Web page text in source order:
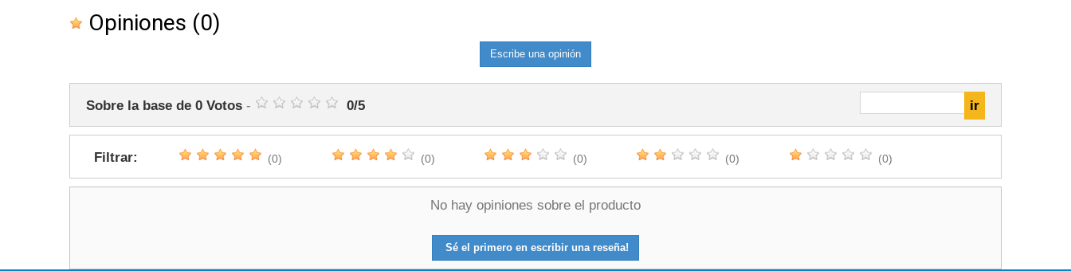
Opiniones (0)
Escribe una opinión
Sobre la base de 0 Votos - 0/5
Filtrar: (0) (0) (0) (0) (0)
No hay opiniones sobre el producto
Sé el primero en escribir una reseña!